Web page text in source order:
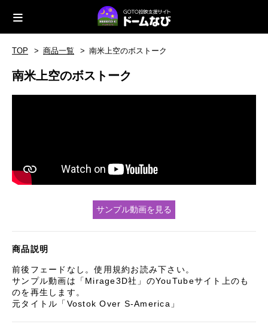
TOP 商品一覧 南米上空のボストーク
南米上空のボストーク
サンプル動画を見る
商品説明
前後フェードなし。使用規約お読み下さい。
サンプル動画は「Mirage3D社」のYouTubeサイト上のも
のを再生します。
元タイトル「Vostok Over S-America」